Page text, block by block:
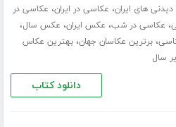
دیدنی های ایران، عکاسی در ایران، عکاسی در
، عکاسی در شب، عکس ایران، عکس سال،
،برترین عکاسان جهان،بهترین عکاس
سال
دانلود کتاب